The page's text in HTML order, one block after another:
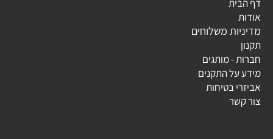
דף הבית
אודות
מדיניות משלוחים
תקנון
חברות - מותגים
מידע על התקנים
אביזרי בטיחות
צור קשר